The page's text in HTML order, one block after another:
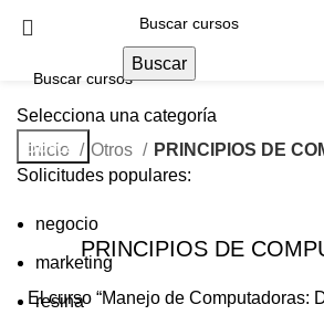
Buscar
Inicio Otros PRINCIPIOS DE
PRINCIPIOS DE
El curso “Manejo de Computadoras:
Selecciona una categoría
Buscar
Solicitudes populares:
negocio
marketing
resina